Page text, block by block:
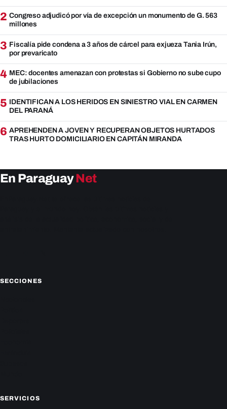
2 Congreso adjudicó por vía de excepción un monumento de G. 563
millones
3 Fiscalía pide condena a 3 años de cárcel para exjueza Tania Irún,
por prevaricato
4 MEC: docentes amenazan con protestas si Gobierno no sube cupo
de jubilaciones
5 IDENTIFICAN A LOS HERIDOS EN SINIESTRO VIAL EN CARMEN
DEL PARANÁ
6 APREHENDEN A JOVEN Y RECUPERAN OBJETOS HURTADOS
TRAS HURTO DOMICILIARIO EN CAPITÁN MIRANDA
En ParaguayNet
SECCIONES
SERVICIOS